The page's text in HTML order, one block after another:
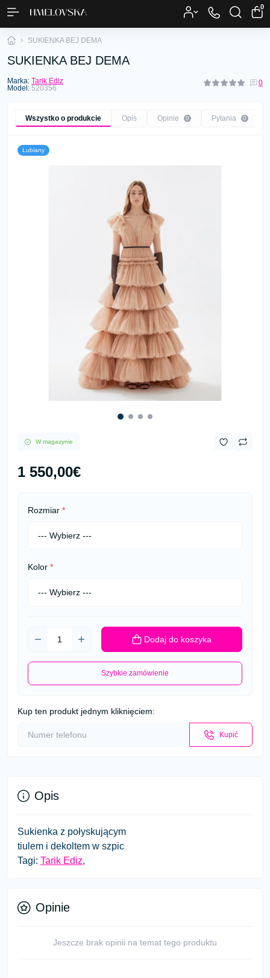
0
SUKIENKA BEJ DEMA
SUKIENKA BEJ DEMA
Marka: Tarik Ediz
Model: 520356
0
Wszystko o produkcie Opis Opinie 0 Pytania 0
Lubiany
W magazynie
1 550,00€
Rozmiar *
Kolor *
Dodaj do koszyka
Szybkie zamówienie
Kup ten produkt jednym kliknięciem:
Kupić
Opis
Sukienka z połyskującym
tiulem i dekoltem w szpic
Tagi: Tarik Ediz,
Opinie
Jeszcze brak opinii na temat tego produktu